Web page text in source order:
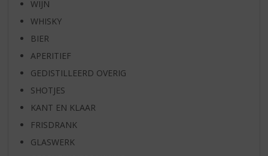
WIJN
WHISKY
BIER
APERITIEF
GEDISTILLEERD OVERIG
SHOTJES
KANT EN KLAAR
FRISDRANK
GLASWERK